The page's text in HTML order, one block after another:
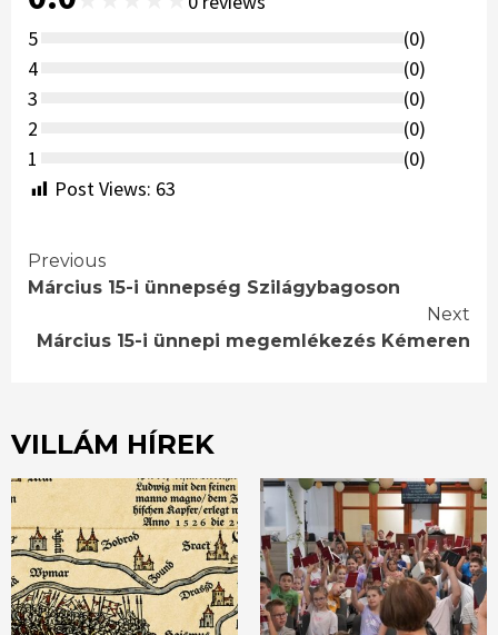
5
(0)
4
(0)
3
(0)
2
(0)
1
(0)
Post Views: 63
Continue
Previous
Március 15-i ünnepség Szilágybagoson
Next
Március 15-i ünnepi megemlékezés Kémeren
VILLÁM HÍREK